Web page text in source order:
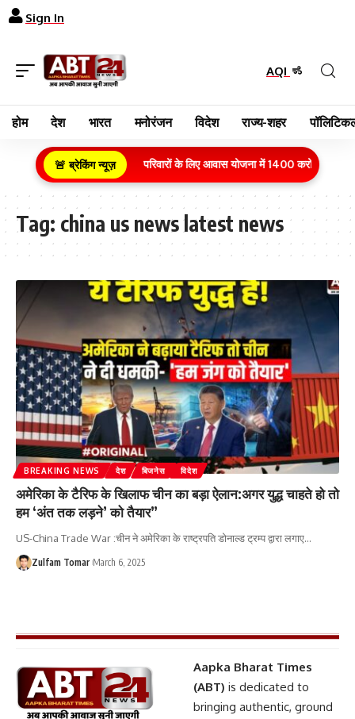
Sign In
AQI
होम देश भारत मनोरंजन विदेश राज्य-शहर
🚨 ब्रेकिंग न्यूज़
ग्रामीण क्षेत्र के गरीब परिवारों के लिए आवास योजना में 1400 करोड़ रुपये का
Tag: china us news latest news
BREAKING NEWS देश बिजनेस विदेश
अमेरिका के टैरिफ के खिलाफ चीन का बड़ा ऐलान:अगर युद्ध चाहते हो तो
हम ‘अंत तक लड़ने’ को तैयार”
US-China Trade War :चीन ने अमेरिका के राष्ट्रपति डोनाल्ड ट्रम्प द्वारा लगाए…
Zulfam Tomar March 6, 2025
Aapka Bharat Times
(ABT) is dedicated to
bringing authentic, ground